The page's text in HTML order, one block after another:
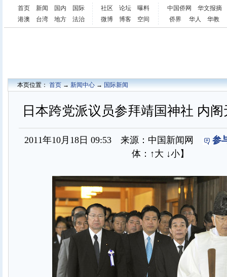
首页 新闻 国内
国际
港澳
台湾 地方 法治
社区 论坛
曝料
微博
博客 空间
中国侨网
华文报摘
侨界
华人 华教
本页位置：首页→新闻中心→国际新闻
日本跨党派议员参拜靖国神社 内
2011年10月18日 09:53 来源：中国新闻网
参
体： ↑大 ↓小】